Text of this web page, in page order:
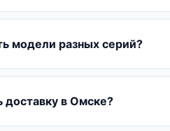
модели разных серий?
в Омске?